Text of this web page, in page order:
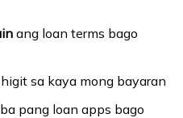
ang loan terms bago
sa kaya mong bayaran
pang loan apps bago